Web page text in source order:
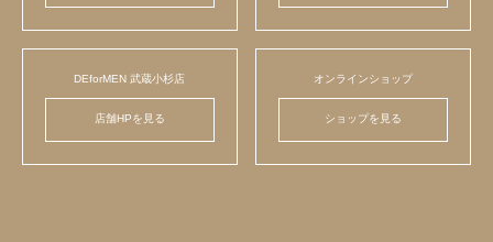
DEforMEN 武蔵小杉店
店舗HPを見る
オンラインショップ
ショップを見る